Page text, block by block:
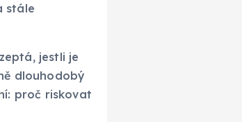
stále
jestli je
dlouhodobý
proč riskovat